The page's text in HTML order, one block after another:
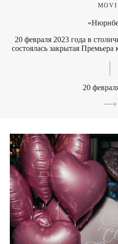
20 февраля 2023 года в
состоялась закрытая
20